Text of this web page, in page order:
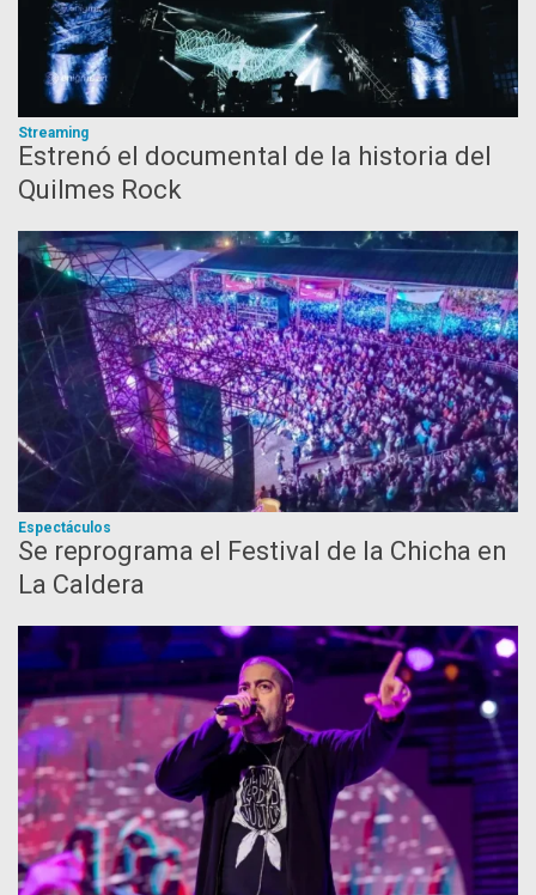
Streaming
Estrenó el documental de la historia del
Quilmes Rock
Espectáculos
Se reprograma el Festival de la Chicha en
La Caldera